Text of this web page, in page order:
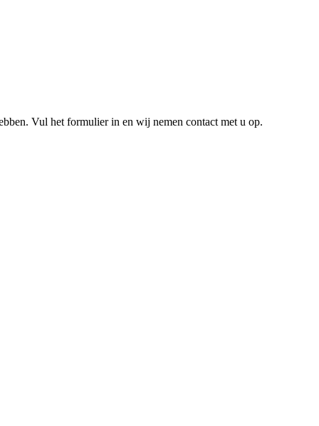
Vul het formulier in en wij nemen contact met u op.